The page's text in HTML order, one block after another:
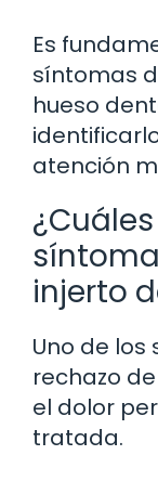
Es
síntomas
hueso
atención
injerto
Uno de
rechazo
el dolor
tratada.